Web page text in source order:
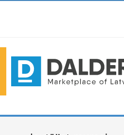
is a perfect
chain asset movement. Full